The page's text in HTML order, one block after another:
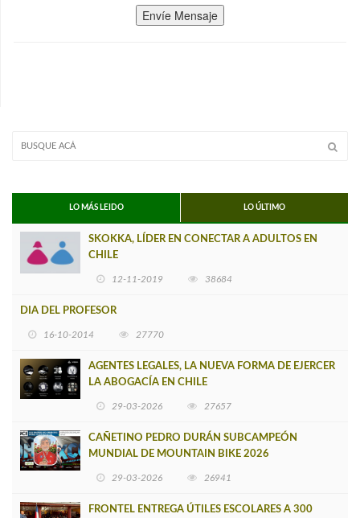
Envíe Mensaje
LO MÁS LEIDO LO ÚLTIMO
SKOKKA, LÍDER EN CONECTAR A ADULTOS EN
CHILE
12-11-2019 38684
DIA DEL PROFESOR
16-10-2014 27770
AGENTES LEGALES, LA NUEVA FORMA DE EJERCER
LA ABOGACÍA EN CHILE
29-03-2026 27657
CAÑETINO PEDRO DURÁN SUBCAMPEÓN
MUNDIAL DE MOUNTAIN BIKE 2026
29-03-2026 26941
FRONTEL ENTREGA ÚTILES ESCOLARES A 300